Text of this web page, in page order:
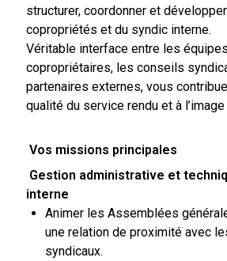
structurer, coordonner et
copropriétés et du syndic interne.
Véritable interface entre les
copropriétaires, les conseils
partenaires externes, vous
qualité du service rendu et à l’image
Vos missions principales
Gestion administrative et
interne
Animer les Assemblées
une relation de proximité avec
syndicaux.